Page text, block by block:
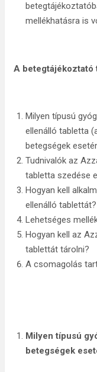
mellékhatásra is
A betegtájékoztató
Milyen típusú
ellenálló tabletta
betegségek
Tudnivalók az
tabletta szedése
Hogyan kell
ellenálló tablettát?
Lehetséges
Hogyan kell az
tablettát tárolni?
A csomagolás
Milyen típusú
betegségek